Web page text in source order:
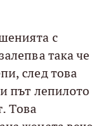
с
така че
след това
път лепилото
Това